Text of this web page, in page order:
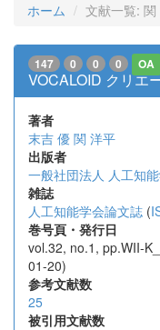
ホーム 文献一覧:
147 0 0 0 OA
VOCALOID クリエ
著者
末吉 優 関 洋平
出版者
一般社団法人 人工知
雑誌
人工知能学会論文誌 (
巻号頁・発行日
vol.32, no.1, pp.WII-
01-20)
参考文献数
25
被引用文献数